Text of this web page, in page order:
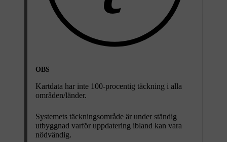
OBS
Kartdata har inte 100-procentig täckning i alla
områden/länder.
Systemets täckningsområde är under ständig
utbyggnad varför uppdatering ibland kan vara
nödvändig.